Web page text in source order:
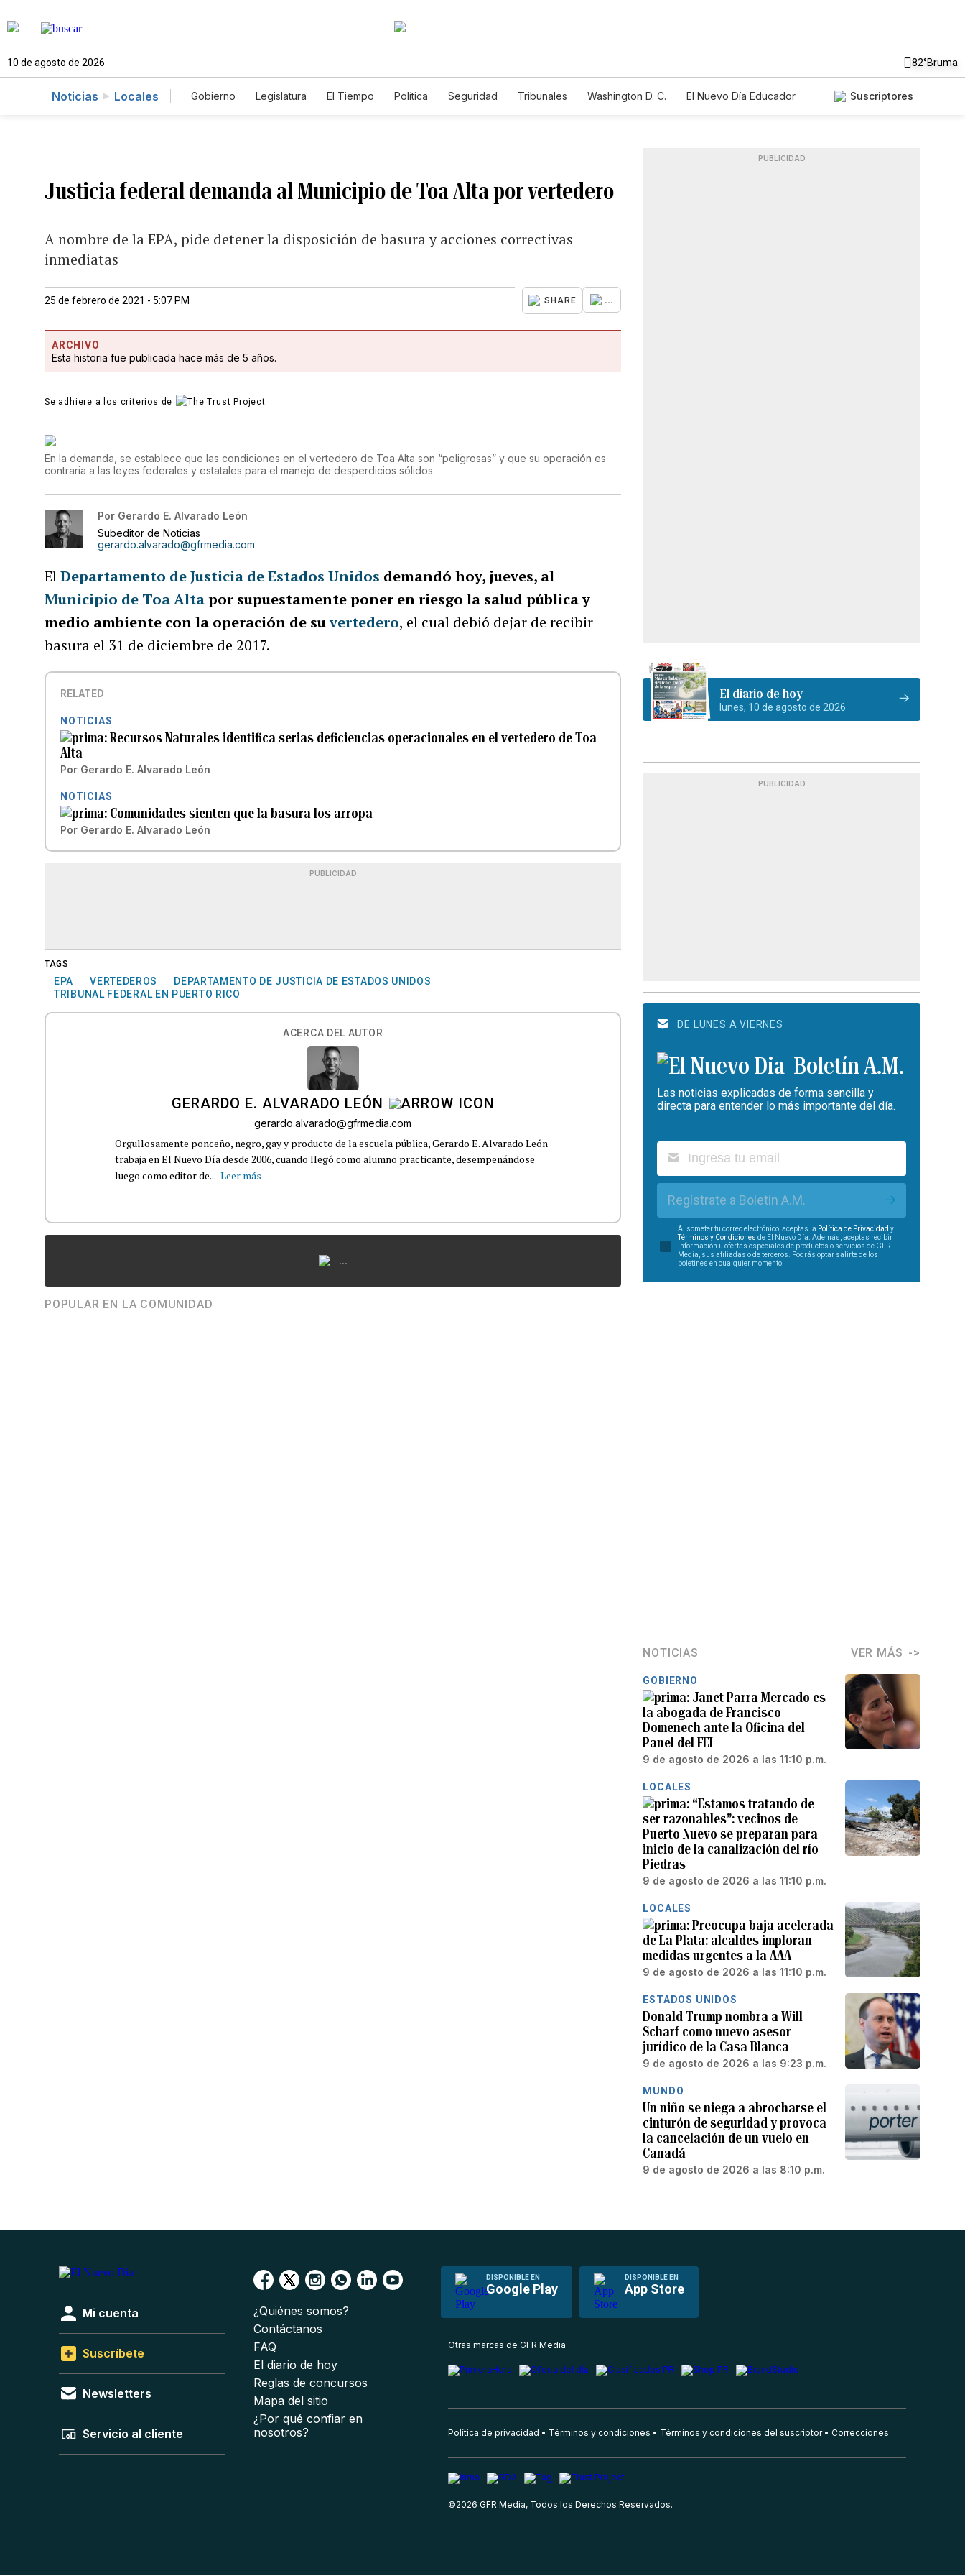
10 de agosto de 2026 82°Bruma
Noticias Locales Gobierno Legislatura El Tiempo Política Seguridad Tribunales Washington D. C.
El Nuevo Día Educador
Suscriptores
Justicia federal demanda al Municipio de Toa Alta por vertedero
A nombre de la EPA, pide detener la disposición de basura y acciones correctivas
inmediatas
25 de febrero de 2021 - 5:07 PM SHARE ...
ARCHIVO
Esta historia fue publicada hace más de 5 años.
Se adhiere a los criterios de
En la demanda, se establece que las condiciones en el vertedero de Toa Alta son “peligrosas” y que su operación es
contraria a las leyes federales y estatales para el manejo de desperdicios sólidos.
Por Gerardo E. Alvarado León
Subeditor de Noticias
gerardo.alvarado@gfrmedia.com
ElDepartamento deJusticia de Estados Unidos demandó hoy, jueves, al
Municipio de Toa Altapor supuestamente poner en riesgo la salud pública y
medio ambiente con la operación de suvertedero, el cual debió dejar de recibir
basura el 31 de diciembre de 2017.
RELATED
NOTICIAS
Recursos Naturales identifica serias deficiencias operacionales en el vertedero de Toa
Alta
Por Gerardo E. Alvarado León
NOTICIAS
Comunidades sienten que la basura los arropa
Por Gerardo E. Alvarado León
PUBLICIDAD
TAGS
EPA VERTEDEROS
DEPARTAMENTO DE JUSTICIA DE ESTADOS UNIDOS
TRIBUNAL FEDERAL EN PUERTO RICO
ACERCA DEL AUTOR
GERARDO E. ALVARADO LEÓN
gerardo.alvarado@gfrmedia.com
Orgullosamente ponceño, negro, gay y producto de la escuela pública, Gerardo E. Alvarado León
trabaja en El Nuevo Día desde 2006, cuando llegó como alumno practicante, desempeñándose
luego como editor de... Leer más
...
POPULAR EN LA COMUNIDAD
PUBLICIDAD
El diario de hoy
lunes, 10 de agosto de 2026
PUBLICIDAD
DE LUNES A VIERNES
Boletín A.M.
Las noticias explicadas de forma sencilla y
directa para entender lo más importante del día.
Regístrate a Boletín A.M.
Al someter tu correo electrónico, aceptas la Política de Privacidad y
Términos y Condiciones de El Nuevo Día. Además, aceptas recibir
información u ofertas especiales de productos o servicios de GFR
Media, sus afiliadas o de terceros. Podrás optar salirte de los
boletines en cualquier momento.
NOTICIAS VER MÁS
GOBIERNO
Janet Parra Mercado es
la abogada de Francisco
Domenech ante la Oficina del
Panel del FEI
9 de agosto de 2026 a las 11:10 p.m.
LOCALES
“Estamos tratando de
ser razonables”: vecinos de
Puerto Nuevo se preparan para
inicio de la canalización del río
Piedras
9 de agosto de 2026 a las 11:10 p.m.
LOCALES
Preocupa baja acelerada
de La Plata: alcaldes imploran
medidas urgentes a la AAA
9 de agosto de 2026 a las 11:10 p.m.
ESTADOS UNIDOS
Donald Trump nombra a Will
Scharf como nuevo asesor
jurídico de la Casa Blanca
9 de agosto de 2026 a las 9:23 p.m.
MUNDO
Un niño se niega a abrocharse el
cinturón de seguridad y provoca
la cancelación de un vuelo en
Canadá
9 de agosto de 2026 a las 8:10 p.m.
DISPONIBLE EN
Google Play
DISPONIBLE EN
App Store
Mi cuenta
Suscríbete
Newsletters
Servicio al cliente
¿Quiénes somos?
Contáctanos
FAQ
El diario de hoy
Reglas de concursos
Mapa del sitio
¿Por qué confiar en
nosotros?
Otras marcas de GFR Media
Política de privacidad Términos y condiciones Términos y condiciones del suscriptor Correcciones
©2026 GFR Media, Todos los Derechos Reservados.